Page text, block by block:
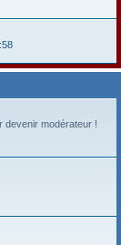
devenir modérateur !